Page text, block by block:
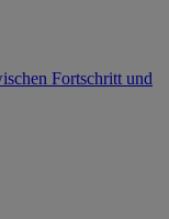
Fortschritt und